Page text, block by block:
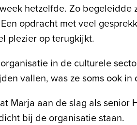
hetzelfde. Zo
opdracht met veel
plezier op terugkijkt.
in de culturele
vallen, was ze soms ook in
Marja aan de slag als
bij de organisatie staan.